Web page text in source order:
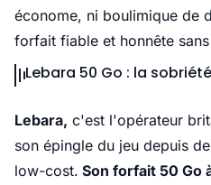
économe, ni boulimique de
forfait fiable et honnête
Lebara 50 Go : la
Lebara, c'est l'opérateur
son épingle du jeu depuis
low-cost. Son forfait 50 Go